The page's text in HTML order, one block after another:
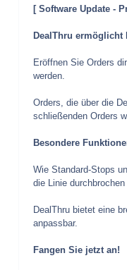
[ Software Update -
DealThru
Eröffnen Sie Orders
werden.
Orders, die über die
schließenden Orders
Besondere
Wie Standard-Stops
die Linie durchbrochen
DealThru bietet eine
anpassbar.
Fangen Sie jetzt an!